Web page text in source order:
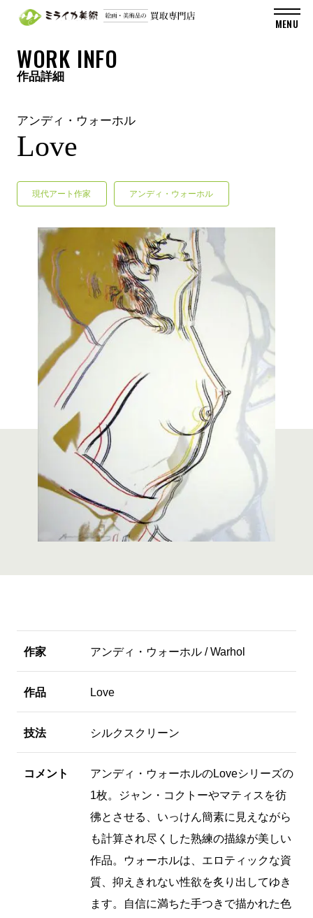
WORK INFO
作品詳細
アンディ・ウォーホル
Love
現代アート作家 アンディ・ウォーホル
作家 アンディ・ウォーホル / Warhol
作品 Love
技法 シルクスクリーン
コメント
アンディ・ウォーホルのLoveシリーズの
1枚。ジャン・コクトーやマティスを彷
彿とさせる、いっけん簡素に見えながら
も計算され尽くした熟練の描線が美しい
作品。ウォーホルは、エロティックな資
質、抑えきれない性欲を炙り出してゆき
ます。自信に満ちた手つきで描かれた色